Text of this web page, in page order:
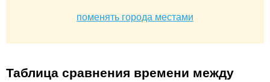
поменять города местами
Таблица сравнения времени между